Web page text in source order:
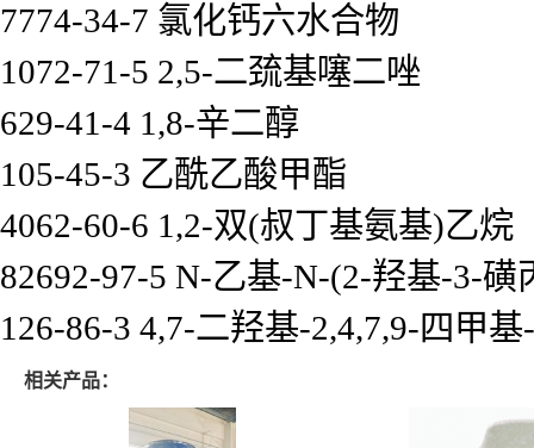
7774-34-7 氯化钙六水合物
1072-71-5 2,5-二巯基噻二唑
629-41-4 1,8-辛二醇
105-45-3 乙酰乙酸甲酯
4062-60-6 1,2-双(叔丁基氨基)乙烷
82692-97-5 N-乙基-N-(2-羟基-3-
126-86-3 4,7-二羟基-2,4,7,9-四甲
相关产品：